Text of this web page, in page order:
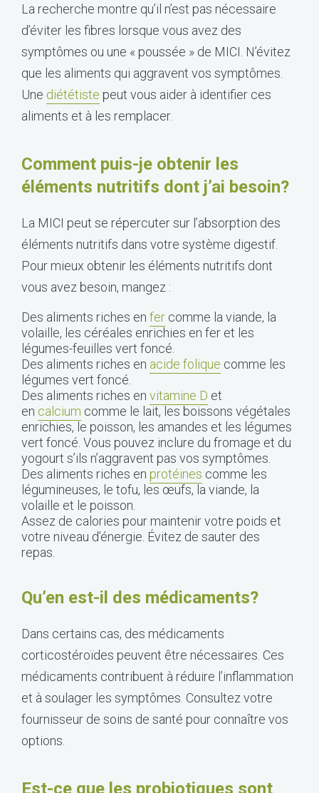
La recherche montre qu’il n’est pas nécessaire
d’éviter les fibres lorsque vous avez des
symptômes ou une « poussée » de MICI. N’évitez
que les aliments qui aggravent vos symptômes.
Une diététiste peut vous aider à identifier ces
aliments et à les remplacer.
Comment puis-je obtenir les
éléments nutritifs dont j’ai besoin?
La MICI peut se répercuter sur l’absorption des
éléments nutritifs dans votre système digestif.
Pour mieux obtenir les éléments nutritifs dont
vous avez besoin, mangez :
Des aliments riches en fer comme la viande, la
volaille, les céréales enrichies en fer et les
légumes-feuilles vert foncé.
Des aliments riches en acide folique comme les
légumes vert foncé.
Des aliments riches en vitamine D et
en calcium comme le lait, les boissons végétales
enrichies, le poisson, les amandes et les légumes
vert foncé. Vous pouvez inclure du fromage et du
yogourt s’ils n’aggravent pas vos symptômes.
Des aliments riches en protéines comme les
légumineuses, le tofu, les œufs, la viande, la
volaille et le poisson.
Assez de calories pour maintenir votre poids et
votre niveau d’énergie. Évitez de sauter des
repas.
Qu’en est-il des médicaments?
Dans certains cas, des médicaments
corticostéroïdes peuvent être nécessaires. Ces
médicaments contribuent à réduire l’inflammation
et à soulager les symptômes. Consultez votre
fournisseur de soins de santé pour connaître vos
options.
Est-ce que les probiotiques sont